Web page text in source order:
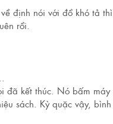
định nói với đồ khó tả
rồi.
đã kết thúc. Nó bấm
sách. Kỳ quặc vậy,